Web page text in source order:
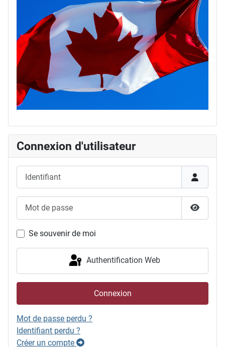
Connexion d'utilisateur
Afficher
Se souvenir de moi
Authentification Web
Connexion
Mot de passe perdu ?
Identifiant perdu ?
Créer un compte